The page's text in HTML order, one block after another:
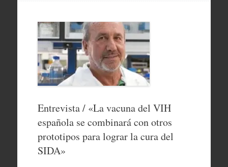
Entrevista / «La vacuna del VIH
española se combinará con otros
prototipos para lograr la cura del
SIDA»